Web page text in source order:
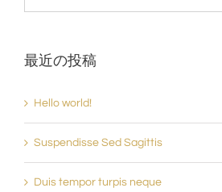
索
最近の投稿
Hello world!
Suspendisse Sed Sagittis
Duis tempor turpis neque